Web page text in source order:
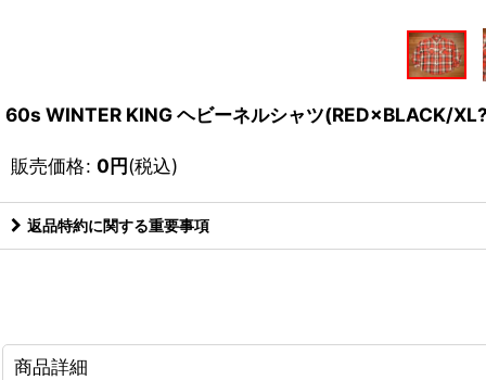
60s WINTER KING ヘビーネルシャツ(RED×BLACK/
販売価格: 0円(税込)
返品特約に関する重要事項
商品詳細